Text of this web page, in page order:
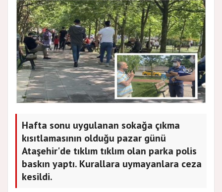
Hafta sonu uygulanan sokağa çıkma
kısıtlamasının olduğu pazar günü
Ataşehir'de tıklım tıklım olan parka polis
baskın yaptı. Kurallara uymayanlara ceza
kesildi.